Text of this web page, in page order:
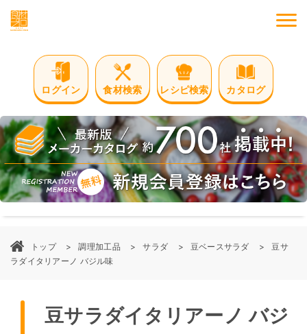
ログイン 食材検索 レシピ検索 カタログ
トップ 調理加工品 サラダ 豆ベースサラダ
豆サ
ラダイタリアーノ バジル味
豆サラダイタリアーノ バジ